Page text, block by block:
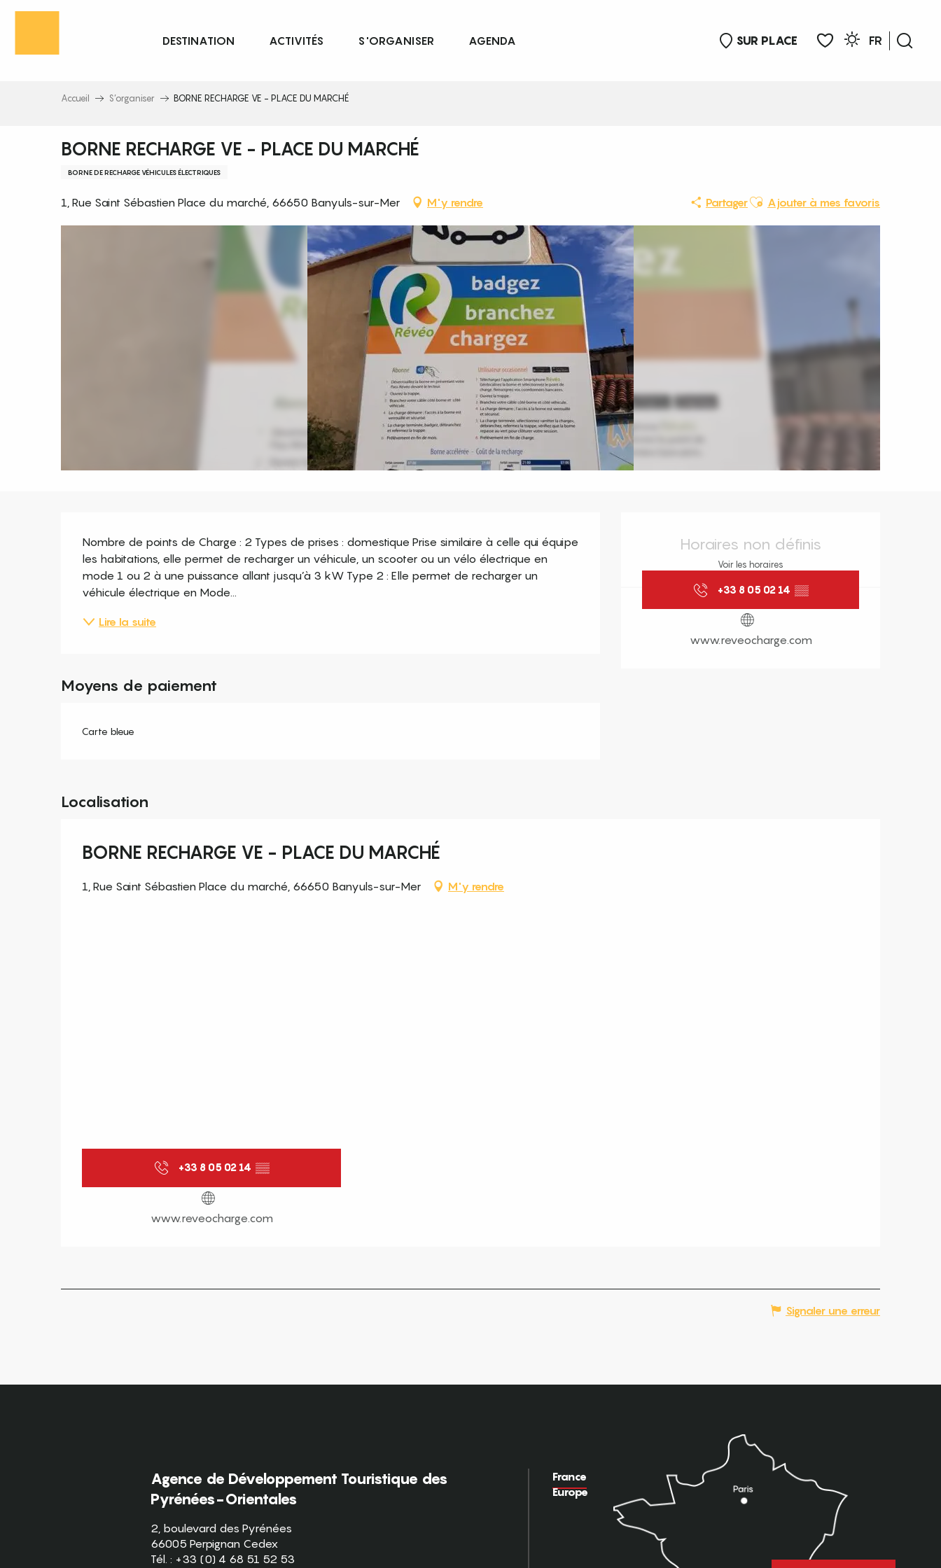
Aller
principal
SUR PLACE
FR
DESTINATION ACTIVITÉS S'ORGANISER AGENDA
Accueil S’organiser BORNE RECHARGE VE - PLACE DU MARCHÉ
BORNE RECHARGE VE - PLACE DU MARCHÉ
BORNE DE RECHARGE VÉHICULES ÉLECTRIQUES
1, Rue Saint Sébastien Place du marché, 66650 Banyuls-sur-Mer M'y rendre PartagerAjouter aux favoris
Ajouter à mes favoris
Ouverture et coordonnées
Horaires non définis
Voir les horaires
+33 8 05 02 14 ▒▒
www.reveocharge.com
Description
Nombre de points de Charge : 2 Types de prises : domestique Prise similaire à celle qui équipe
les habitations, elle permet de recharger un véhicule, un scooter ou un vélo électrique en
mode 1 ou 2 à une puissance allant jusqu’à 3 kW Type 2 : Elle permet de recharger un
véhicule électrique en Mode...
Lire la suite
Moyens de paiement
Carte bleue
Localisation
BORNE RECHARGE VE - PLACE DU MARCHÉ
1, Rue Saint Sébastien Place du marché, 66650 Banyuls-sur-Mer M'y rendre
+33 8 05 02 14 ▒▒
www.reveocharge.com
Signaler une erreur
Agence de Développement Touristique des
Pyrénées-Orientales
2, boulevard des Pyrénées
66005 Perpignan Cedex
Tél. : +33 (0) 4 68 51 52 53
France
Europe